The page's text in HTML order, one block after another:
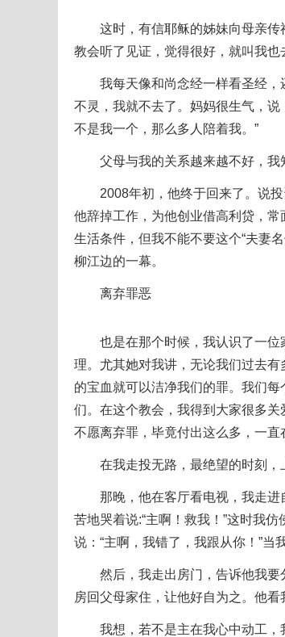
这时，有信耶稣的姊妹向母亲传
教会听了见证，觉得很好，就叫我也
我每天像和尚念经一样看圣经，
不灵，我就不去了。妈妈很生气，说
不是我一个，那么多人陪着我。”
父母与我的关系越来越不好，我
2008年初，他终于回来了。说投
他辞掉工作，为他创业借高利贷，
生活条件，但我不能不要这个“夫妻
柳江边的一幕。
离弃罪恶
也是在那个时候，我认识了一位
理。尤其她对我讲，无论我们过去
的宝血就可以洁净我们的罪。我们
们。在这个教会，我得到大家很多
不愿离弃罪，毕竟付出这么多，一直
在我走投无路，最绝望的时刻，
那晚，他在客厅看电视，我走进
苦地哭着说:“主啊！救我！”这时我
说：“主啊，我错了，我跟从你！”当
然后，我走出房门，告诉他我要
房回父母家住，让他好自为之。他看
我想，若不是主在我心中动工，我